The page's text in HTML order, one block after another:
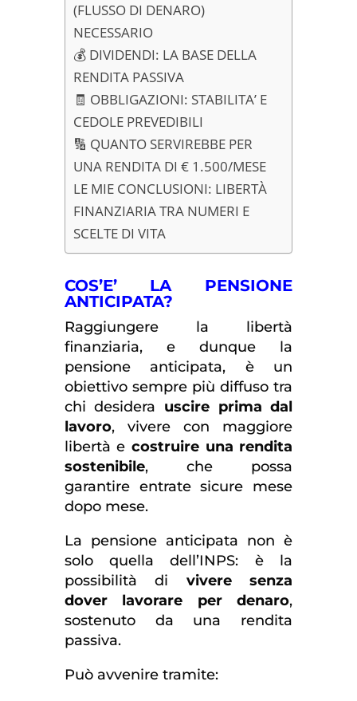
(FLUSSO DI DENARO)
NECESSARIO
💰 DIVIDENDI: LA BASE DELLA
RENDITA PASSIVA
🧾 OBBLIGAZIONI: STABILITA’ E
CEDOLE PREVEDIBILI
🔢 QUANTO SERVIREBBE PER
UNA RENDITA DI € 1.500/MESE
LE MIE CONCLUSIONI: LIBERTÀ
FINANZIARIA TRA NUMERI E
SCELTE DI VITA
COS’E’ LA PENSIONE
ANTICIPATA?
Raggiungere la libertà
finanziaria, e dunque la
pensione anticipata, è un
obiettivo sempre più diffuso tra
chi desidera uscire prima dal
lavoro, vivere con maggiore
libertà e costruire una rendita
sostenibile, che possa
garantire entrate sicure mese
dopo mese.
La pensione anticipata non è
solo quella dell’INPS: è la
possibilità di vivere senza
dover lavorare per denaro,
sostenuto da una rendita
passiva.
Può avvenire tramite: